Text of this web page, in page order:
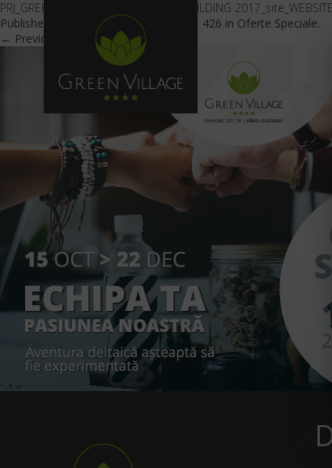
PRJ_GREEN VILLAGE_OFERTA _TEAMBUILDING
Published
September 7, 2017 601 × 426 in Oferte Speciale.
← Previous
Next →